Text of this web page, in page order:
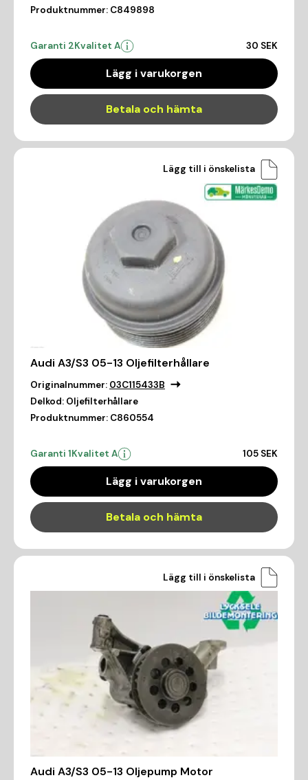
Produktnummer: C849898
Garanti 2Kvalitet A 30 SEK
Lägg i varukorgen
Betala och hämta
Lägg till i önskelista
Audi A3/S3 05-13 Oljefilterhållare
Originalnummer: 03C115433B
Delkod: Oljefilterhållare
Produktnummer: C860554
Garanti 1Kvalitet A 105 SEK
Lägg i varukorgen
Betala och hämta
Lägg till i önskelista
Audi A3/S3 05-13 Oljepump Motor